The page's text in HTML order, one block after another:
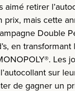
aimé retirer
mais cette
Double
en
Les
sur
de gagner un